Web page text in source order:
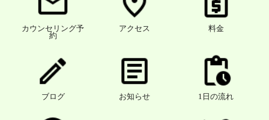
カウンセリング予
約
アクセス 料金
ブログ お知らせ 1日の流れ